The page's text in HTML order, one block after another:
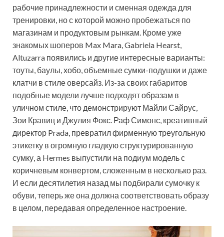
рабочие принадлежности и сменная одежда для
тренировки, но с которой можно пробежаться по
магазинам и продуктовым рынкам. Кроме уже
знакомых шоперов Max Mara, Gabriela Hearst,
Altuzarra появились и другие интересные варианты:
тоуты, баулы, хобо, объемные сумки-подушки и даже
клатчи в стиле оверсайз. Из-за своих габаритов
подобные модели лучше подходят образам в
уличном стиле, что демонстрируют Майли Сайрус,
Зои Кравиц и Джулия Фокс. Раф Симонс, креативный
директор Prada, превратил фирменную треугольную
этикетку в огромную гладкую структурированную
сумку, а Hermes выпустили на подиум модель с
коричневым конвертом, сложенным в несколько раз.
И если десятилетия назад мы подбирали сумочку к
обуви, теперь же она должна соответствовать образу
в целом, передавая определенное настроение.